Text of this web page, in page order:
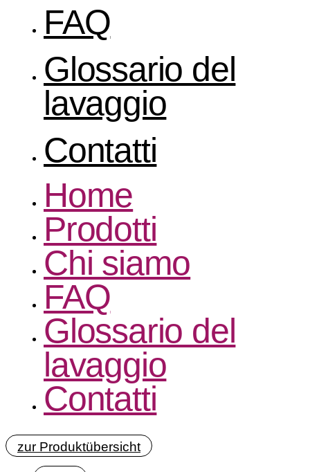
FAQ
Glossario del
lavaggio
Contatti
Home
Prodotti
Chi siamo
FAQ
Glossario del
lavaggio
Contatti
zur Produktübersicht